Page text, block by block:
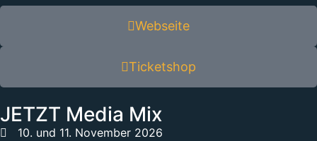
Webseite
Ticketshop
JETZT Media Mix
10. und 11. November 2026